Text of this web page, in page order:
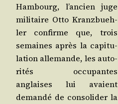
Ham­bourg, l’an­cien juge
mili­taire Otto Kranz­bueh­
ler confirme que, trois
semaines après la capi­tu­
la­tion alle­mande, les auto­
ri­tés occu­pantes
anglaises lui avaient
deman­dé de conso­li­der la